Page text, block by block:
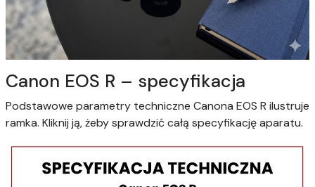
Canon EOS R – specyfikacja
Podstawowe parametry techniczne Canona EOS R ilustruje
ramka. Kliknij ją, żeby sprawdzić całą specyfikację aparatu.